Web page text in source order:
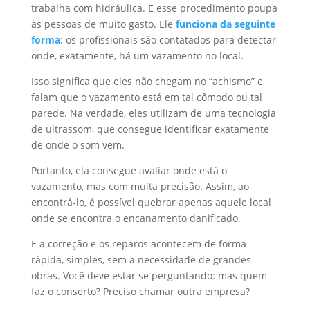
trabalha com hidráulica. E esse procedimento poupa
às pessoas de muito gasto. Ele funciona da seguinte
forma: os profissionais são contatados para detectar
onde, exatamente, há um vazamento no local.
Isso significa que eles não chegam no “achismo” e
falam que o vazamento está em tal cômodo ou tal
parede. Na verdade, eles utilizam de uma tecnologia
de ultrassom, que consegue identificar exatamente
de onde o som vem.
Portanto, ela consegue avaliar onde está o
vazamento, mas com muita precisão. Assim, ao
encontrá-lo, é possível quebrar apenas aquele local
onde se encontra o encanamento danificado.
E a correção e os reparos acontecem de forma
rápida, simples, sem a necessidade de grandes
obras. Você deve estar se perguntando: mas quem
faz o conserto? Preciso chamar outra empresa?